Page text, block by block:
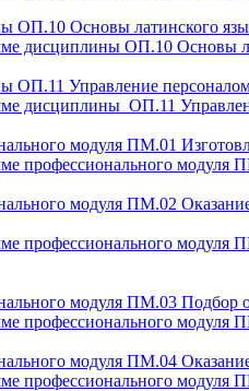
ОП.10 Основы латинского
дисциплины ОП.10 Основы
ОП.11 Управление
дисциплины ОП.11
модуля ПМ.01
профессионального модуля
модуля ПМ.02
профессионального модуля
модуля ПМ.03 Подбор
профессионального модуля
модуля ПМ.04
профессионального